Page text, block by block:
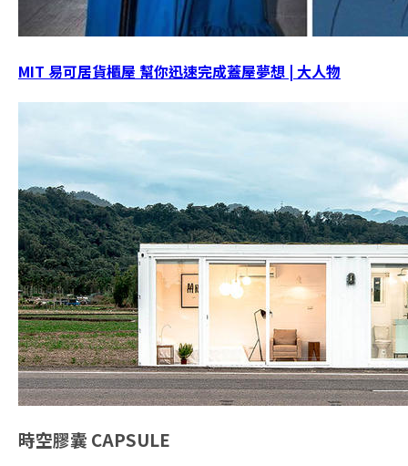
MIT 易可居貨櫃屋 幫你迅速完成蓋屋夢想 | 大人物
時空膠囊 CAPSULE